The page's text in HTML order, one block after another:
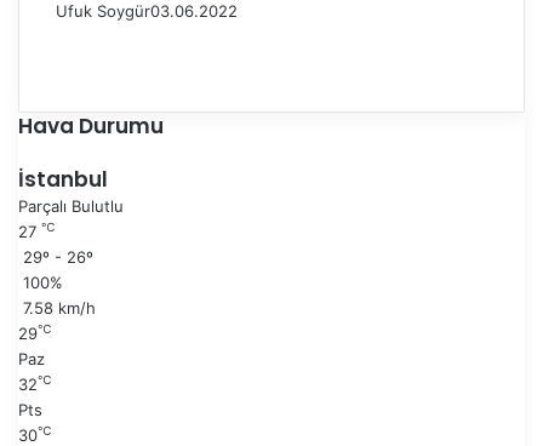
Ufuk Soygür03.06.2022
e
k
s
a
a
n
k
i
y
f
Hava Durumu
İstanbul
Parçalı Bulutlu
27 ℃
29º - 26º
100%
7.58 km/h
29℃
Paz
32℃
Pts
30℃